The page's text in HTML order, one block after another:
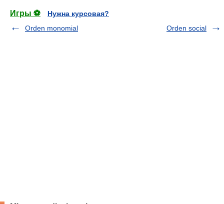
Игры ⚽
Нужна курсовая?
Orden monomial
Orden social